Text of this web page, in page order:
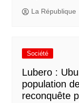
La République
Société
Lubero :
population
reconquête